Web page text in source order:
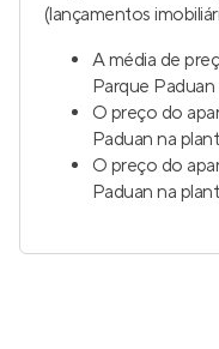
(lançamentos
A média de
Parque Paduan
O preço do
Paduan na
O preço do
Paduan na